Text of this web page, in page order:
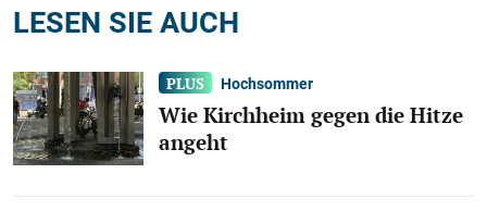
LESEN SIE AUCH
Hochsommer
Wie Kirchheim gegen die Hitze
angeht